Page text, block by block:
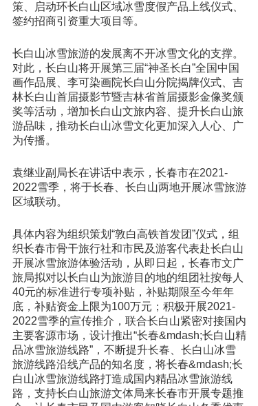
策、启动环长白山区域冰雪度假产品上线仪式、
签约招商引资重大项目等。
长白山冰雪旅游的发展离不开冰雪文化的支撑。
对此，长白山将开展第三届“神圣长白”全国中国
画作品展、李可染画院长白山分院揭牌仪式、吉
林长白山首届摄影节暨吉林省首届摄影金像奖颁
奖等活动，增加长白山文旅内容、提升长白山旅
游品味，推动长白山冰雪文化更加深入人心、广
为传播。
袁继业副局长在讲话中表示，长春市在2021-
2022雪季，将于长春、长白山两地开展冰雪旅游
区域联动。
具体内容为组织策划“敦白高铁首发团”仪式，组
织长春市骨干旅行社和市民及游客代表赴长白山
开展冰雪旅游体验活动，从即日起，长春市文广
旅局拟对以长白山为旅游目的地的组团社按每人
40元的标准进行专项补贴，补贴期限至今年年
底，补贴资金上限为100万元；积极开展2021-
2022雪季的宣传推介，联合长白山紧密对接国内
主要客源市场，设计推出“长春&mdash;长白山精
品冰雪旅游线路”，不断提升长春、长白山冰雪
旅游线路沿线产品的知名度，将长春&mdash;长
白山冰雪旅游线路打造成国内精品冰雪旅游线
路，支持长白山旅游文体局来长春市开展专题推